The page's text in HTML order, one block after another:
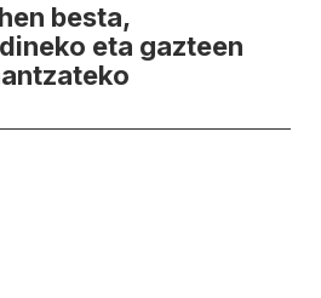
besta,
eta gazteen